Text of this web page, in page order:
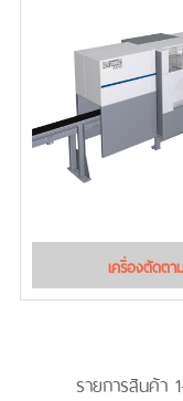
เครื่องตัดตา
รายการสินค้า